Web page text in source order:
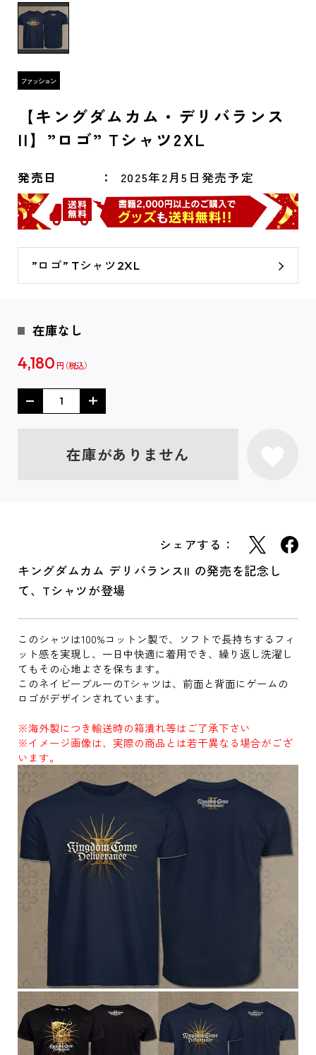
【キングダムカム・デリバランス
II】”ロゴ” Tシャツ2XL
発売日 2025年2月5日発売予定
”ロゴ” Tシャツ2XL
在庫なし
4,180 円
在庫がありません
シェアする：
キングダムカム デリバランスII の発売を記念し
て、Tシャツが登場
このシャツは100%コットン製で、ソフトで長持ちするフィ
ット感を実現し、一日中快適に着用でき、繰り返し洗濯し
てもその心地よさを保ちます。
このネイビーブルーのTシャツは、前面と背面にゲームの
ロゴがデザインされています。
※海外製につき輸送時の箱潰れ等はご了承下さい
※イメージ画像は、実際の商品とは若干異なる場合がござ
います。